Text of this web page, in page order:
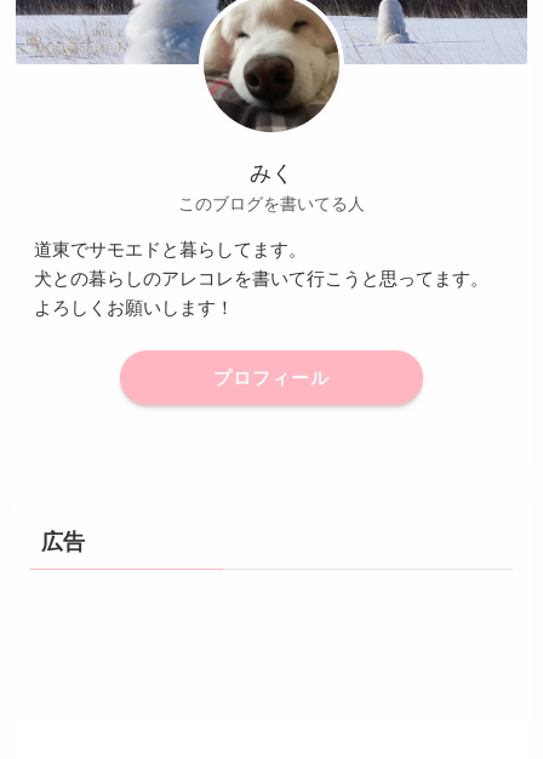
みく
このブログを書いてる人
道東でサモエドと暮らしてます。
犬との暮らしのアレコレを書いて行こうと思ってます。
よろしくお願いします！
プロフィール
広告